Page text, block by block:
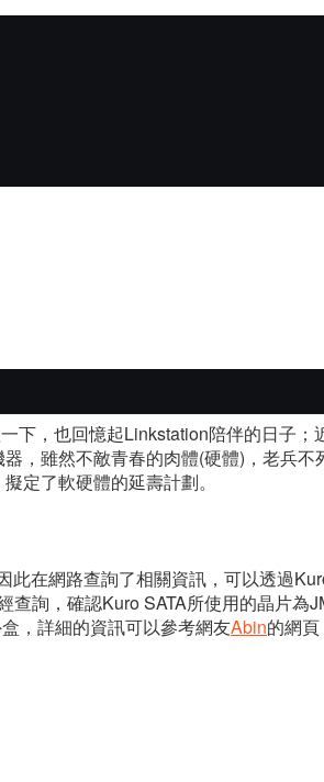
下，也回憶起Linkstation陪伴的日子；
，雖然不敵青春的肉體(硬體)，老兵不
定了軟硬體的延壽計劃。
在網路查詢了相關資訊，可以透過
詢，確認Kuro SATA所使用的晶片為
，詳細的資訊可以參考網友Abin的網